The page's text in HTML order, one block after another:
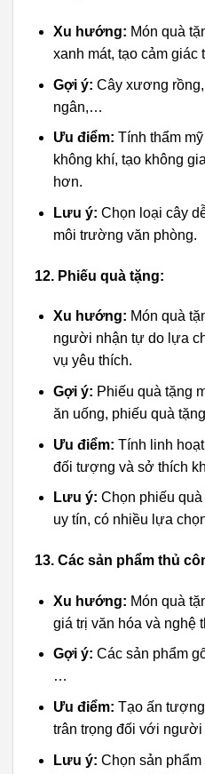
Xu hướng: Món quà
xanh mát, tạo cảm giác
Gợi ý: Cây xương
ngân,…
Ưu điểm: Tính thẩm
không khí, tạo không
hơn.
Lưu ý: Chọn loại cây
môi trường văn phòng.
12. Phiếu quà tặng:
Xu hướng: Món quà
người nhận tự do lựa
vụ yêu thích.
Gợi ý: Phiếu quà tặng
ăn uống, phiếu quà
Ưu điểm: Tính linh
đối tượng và sở thích
Lưu ý: Chọn phiếu
uy tín, có nhiều lựa
13. Các sản phẩm thủ
Xu hướng: Món quà
giá trị văn hóa và nghệ
Gợi ý: Các sản phẩm
…
Ưu điểm: Tạo ấn
trân trọng đối với người
Lưu ý: Chọn sản